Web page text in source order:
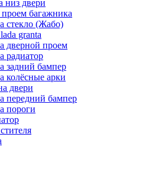
низ двери
багажника
стекло (Жабо)
granta
дверной проем
радиатор
задний бампер
колёсные арки
двери
передний бампер
пороги